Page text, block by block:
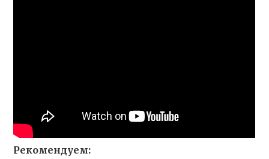
Рекомендуем: